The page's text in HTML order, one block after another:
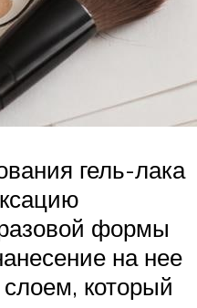
гель-лака
формы
на нее
который